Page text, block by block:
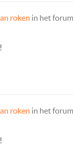
roken in het forum
roken in het forum